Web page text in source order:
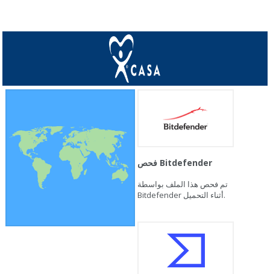
فحص Bitdefender
تم فحص هذا الملف بواسطة
Bitdefender أثناء التحميل.